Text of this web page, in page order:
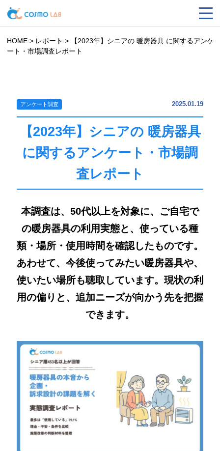
HOME > レポート >
【2023年】シニアの 暖房器具 に関するアンケ
ート・市場調査レポート
アンケート調査 2025.01.19
【2023年】シニアの 暖房器具
に関するアンケート・市場調
査レポート
本調査は、50代以上を対象に、ご自宅で
の暖房器具の利用実態と、使っている種
類・場所・使用時間を確認したものです。
あわせて、今後使ってみたい暖房器具や、
使いたい場所も聴取しています。現状の利
用の偏りと、追加ニーズが向かう先を把握
できます。